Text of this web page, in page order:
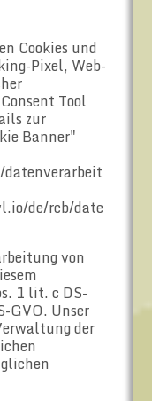
Cookies und
Pixel, Web-
Tool
zur
Banner"
de/rcb/date
von
1 lit. c DS-
GVO. Unser
der